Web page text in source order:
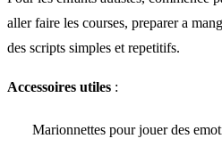
aller faire les courses, preparer a
des scripts simples et repetitifs.
Accessoires utiles :
Marionnettes pour jouer des